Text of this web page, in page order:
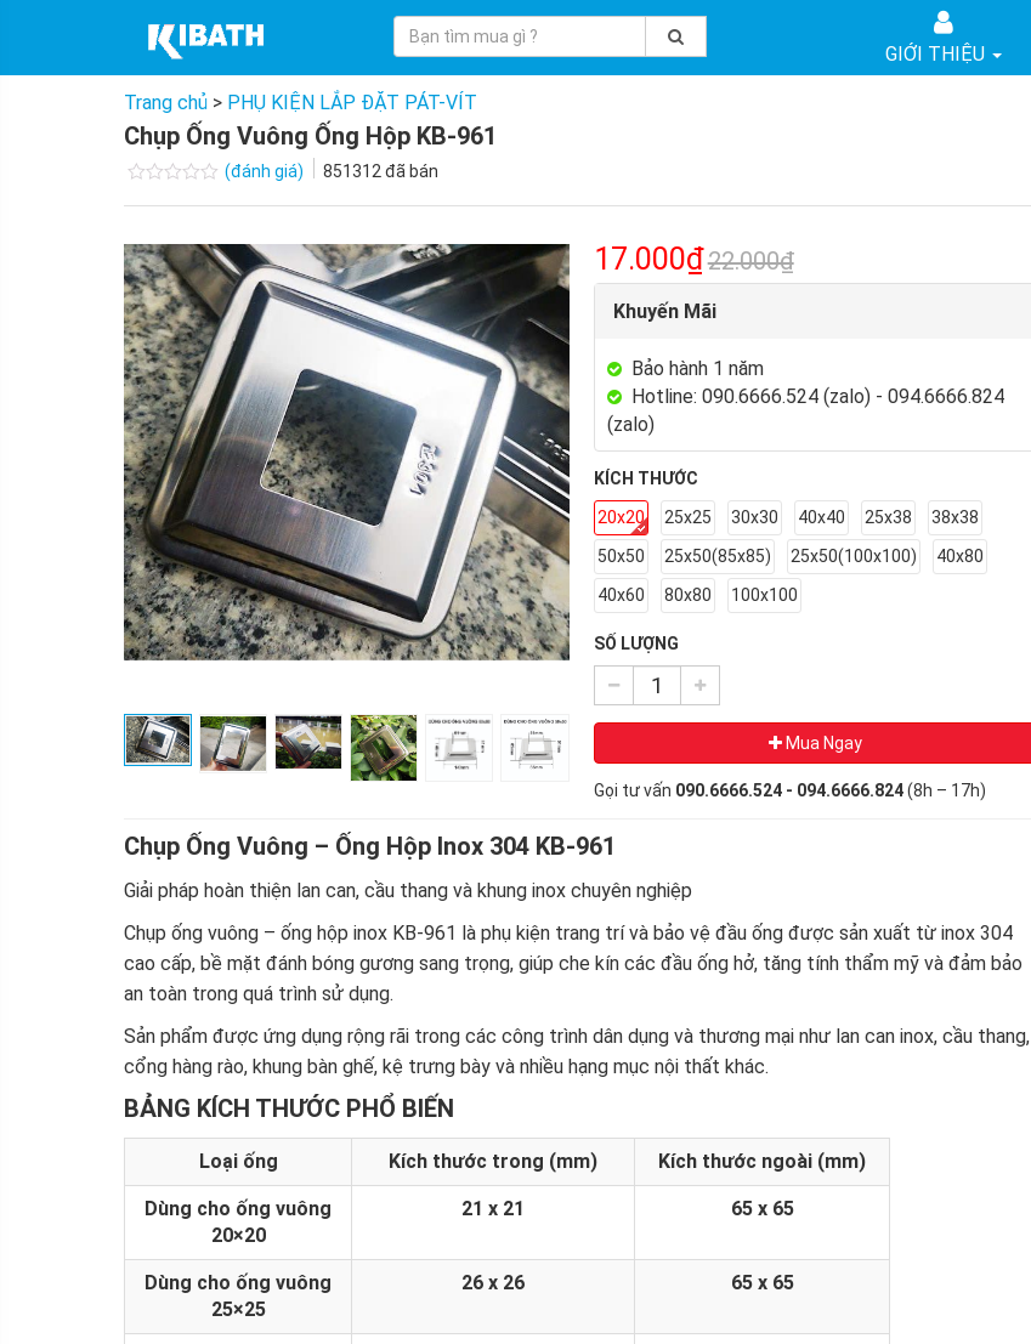
GIỚI THIỆU
Trang chủ > PHỤ KIỆN LẮP ĐẶT PÁT-VÍT
Chụp Ống Vuông Ống Hộp KB-961
0.0
5
sao
(đánh giá) 851312 đã bán
17.000₫22.000₫
Khuyến Mãi
Bảo hành 1 năm
Hotline: 090.6666.524 (zalo) - 094.6666.824
(zalo)
KÍCH THƯỚC
20x20
25x25 30x30 40x40 25x38
38x38
50x50
25x50(85x85) 25x50(100x100)
40x80
40x60
80x80 100x100
SỐ LƯỢNG
Mua Ngay
Gọi tư vấn 090.6666.524 - 094.6666.824(8h – 17h)
Chụp Ống Vuông – Ống Hộp Inox 304 KB-961
Giải pháp hoàn thiện lan can, cầu thang và khung inox chuyên nghiệp
Chụp ống vuông – ống hộp inox KB-961 là phụ kiện trang trí và bảo vệ đầu ống được sản xuất từ inox 304
cao cấp, bề mặt đánh bóng gương sang trọng, giúp che kín các đầu ống hở, tăng tính thẩm mỹ và đảm bảo
an toàn trong quá trình sử dụng.
Sản phẩm được ứng dụng rộng rãi trong các công trình dân dụng và thương mại như lan can inox, cầu thang,
cổng hàng rào, khung bàn ghế, kệ trưng bày và nhiều hạng mục nội thất khác.
BẢNG KÍCH THƯỚC PHỔ BIẾN
Loại ống Kích thước trong (mm) Kích thước ngoài (mm)
Dùng cho ống vuông
20×20
21 x 21 65 x 65
Dùng cho ống vuông
25×25
26 x 26 65 x 65